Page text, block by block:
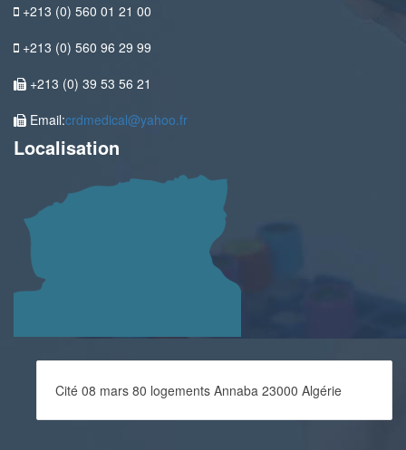
+213 (0) 560 01 21 00
+213 (0) 560 96 29 99
+213 (0) 39 53 56 21
Email:crdmedical@yahoo.fr
Localisation
Cité 08 mars 80 logements Annaba 23000 Algérie